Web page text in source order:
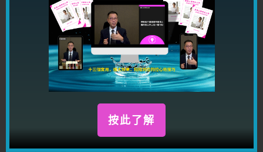
開關可以留意，一格 S 是正常，開兩格去到 C 則
是連拍。
按此了解